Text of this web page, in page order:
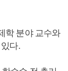
학 분야 교수와
다.